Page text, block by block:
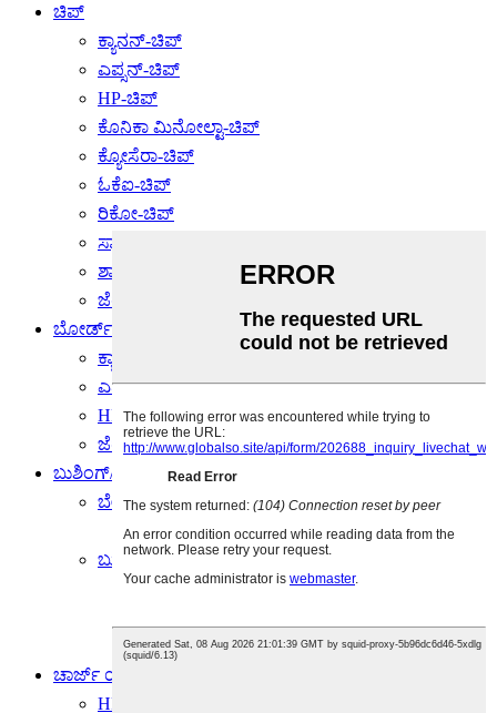
ಚಿಪ್
ಕ್ಯಾನನ್-ಚಿಪ್
ಎಪ್ಸನ್-ಚಿಪ್
HP-ಚಿಪ್
ಕೊನಿಕಾ ಮಿನೋಲ್ಟಾ-ಚಿಪ್
ಕ್ಯೋಸೆರಾ-ಚಿಪ್
ಓಕೆಐ-ಚಿಪ್
ರಿಕೋ-ಚಿಪ್
ಸ್ಯಾಮ್‌ಸಂಗ್-ಚಿಪ್
ಶಾರ್ಪ್-ಚಿಪ್
ಜೆರಾಕ್ಸ್-ಚಿಪ್
ಬೋರ್ಡ್
ಕ್ಯಾನನ್-ಬೋರ್ಡ್
ಎಪ್ಸನ್-ಬೋರ್ಡ್
HP-ಬೋರ್ಡ್
ಜೆರಾಕ್ಸ್-ಬೋರ್ಡ್
ಬುಶಿಂಗ್/ಬೇರಿಂಗ್
ಬೇರಿಂಗ್
ಜೆರಾಕ್ಸ್-ಬೇರಿಂಗ್
ಬುಶಿಂಗ್
HP-ಬುಶಿಂಗ್
ಜೆರಾಕ್ಸ್-ಬುಶಿಂಗ್
ಚಾರ್ಜ್ ಯೂನಿಟ್/ ಕರೋನಾ
HP-ಚಾರ್ಜ್ ಯೂನಿಟ್/ಕರೋನಾ